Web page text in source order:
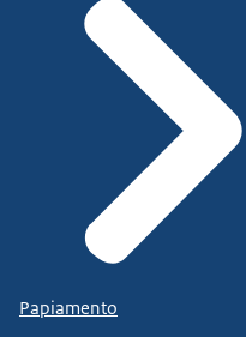
Papiamento